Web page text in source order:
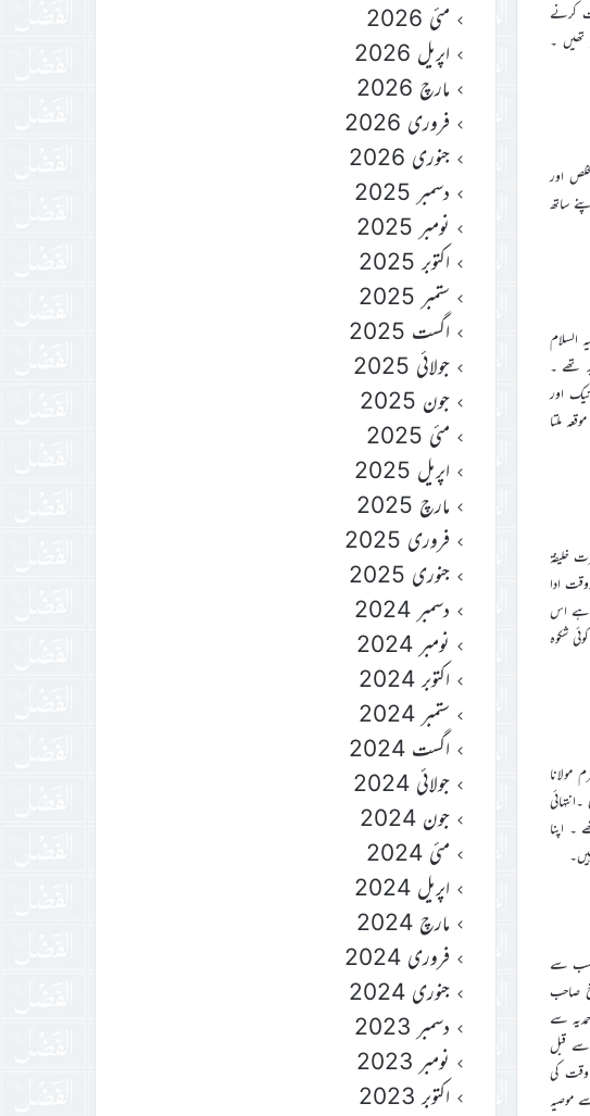
کرنے
تھیں ۔
اور
ساتھ
السلام
میں رہائش پذیر تھے ۔
اور
ملتا
اورحضرت خلیفۃ
ادا
ہے اس
شکوہ
آپ کا تعلق وانیکاسرینام سے تھا۔ مارچ 1981ء میں محترم مولانا
۔انتہائی
۔ اپنا
کی سب سے
صاحب
سے
آنے سے قبل
وقت کی
موصیہ
مئی 2026
اپریل 2026
مارچ 2026
فروری 2026
جنوری 2026
دسمبر 2025
نومبر 2025
اکتوبر 2025
ستمبر 2025
اگست 2025
جولائی 2025
جون 2025
مئی 2025
اپریل 2025
مارچ 2025
فروری 2025
جنوری 2025
دسمبر 2024
نومبر 2024
اکتوبر 2024
ستمبر 2024
اگست 2024
جولائی 2024
جون 2024
مئی 2024
اپریل 2024
مارچ 2024
فروری 2024
جنوری 2024
دسمبر 2023
نومبر 2023
اکتوبر 2023